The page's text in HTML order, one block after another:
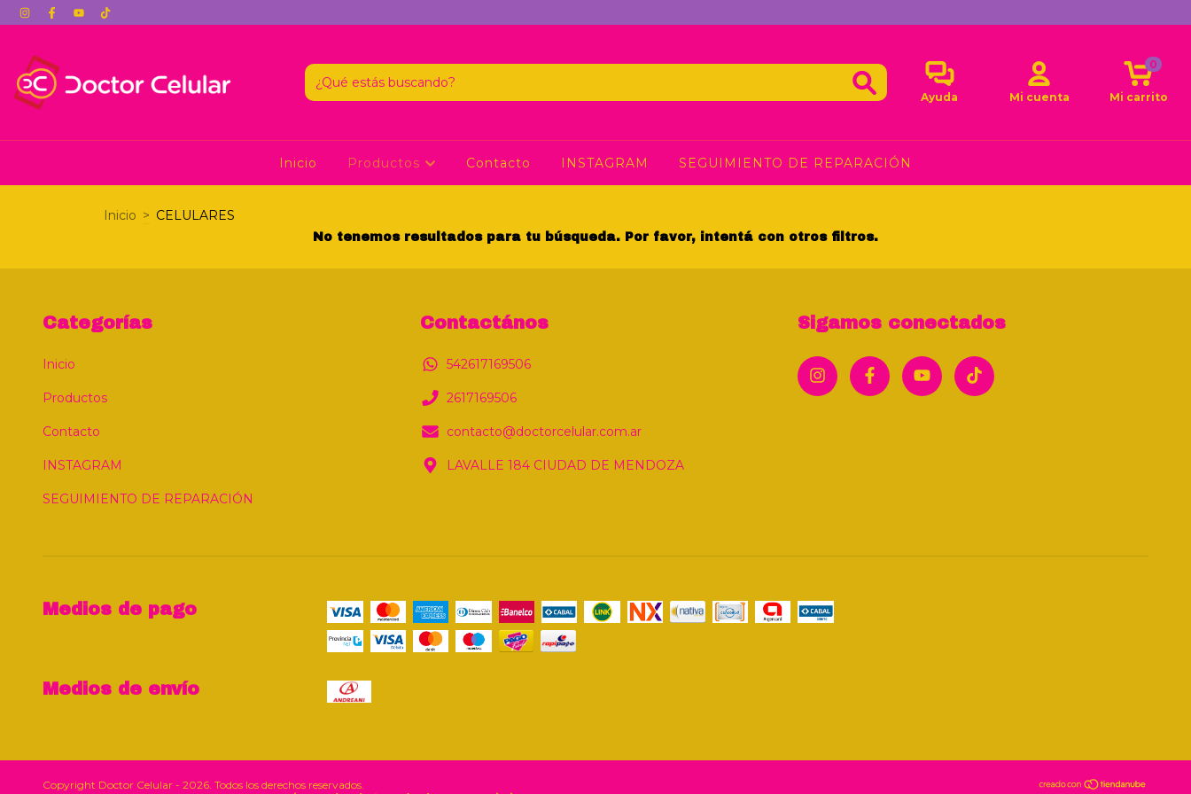
Ayuda Mi cuenta Mi carrito
0
Inicio Productos Contacto INSTAGRAM SEGUIMIENTO DE REPARACIÓN
Inicio > CELULARES
No tenemos resultados para tu búsqueda. Por favor, intentá con otros filtros.
Categorías
Inicio
Productos
Contacto
INSTAGRAM
SEGUIMIENTO DE REPARACIÓN
Contactános
542617169506
2617169506
contacto@doctorcelular.com.ar
LAVALLE 184 CIUDAD DE MENDOZA
Sigamos conectados
Medios de pago
Medios de envío
Copyright Doctor Celular - 2026. Todos los derechos reservados.